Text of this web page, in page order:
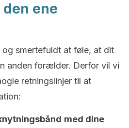
ene
smertefuldt at føle, at dit
anden forælder. Derfor vil vi
retningslinjer til at
med dine